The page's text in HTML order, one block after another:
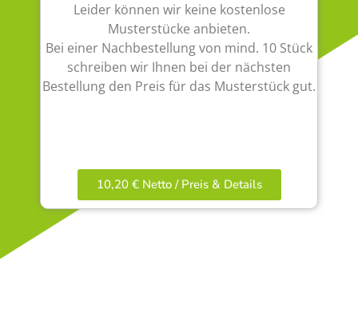
Leider können wir keine kostenlose
Musterstücke anbieten.
Bei einer Nachbestellung von mind. 10 Stück
schreiben wir Ihnen bei der nächsten
Bestellung den Preis für das Musterstück gut.
10,20 € Netto / Preis & Details